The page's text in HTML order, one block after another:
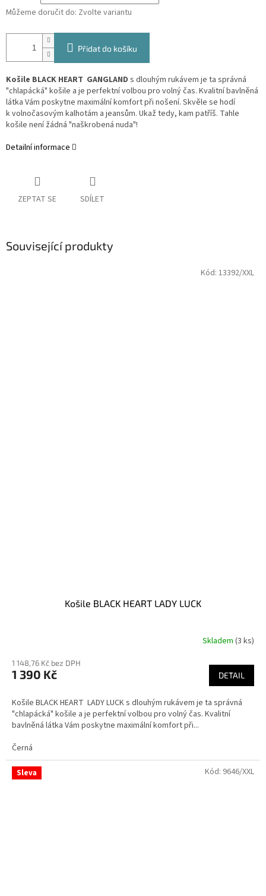
Můžeme doručit do: Zvolte variantu
Přidat do košíku
Košile BLACK HEART GANGLAND s dlouhým rukávem je ta správná
"chlapácká" košile a je perfektní volbou pro volný čas. Kvalitní bavlněná
látka Vám poskytne maximální komfort při nošení. Skvěle se hodí
k volnočasovým kalhotám a jeansům. Ukaž tedy, kam patříš. Tahle
košile není žádná "naškrobená nuda"!
Detailní informace
ZEPTAT SE SDÍLET
Související produkty
Košile BLACK HEART LADY LUCK
Skladem (3 ks)
1 148,76 Kč bez DPH
1 390 Kč DETAIL
Košile BLACK HEART LADY LUCK s dlouhým rukávem je ta správná
"chlapácká" košile a je perfektní volbou pro volný čas. Kvalitní
bavlněná látka Vám poskytne maximální komfort při...
Černá
Kód: 13392/XXL
Sleva Kód: 9646/XXL